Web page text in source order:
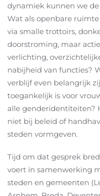
dynamiek kunnen we
Wat als openbare
via smalle trottoirs,
doorstroming, maar
verlichting,
nabijheid van functies?
verblijf even belangrijk
toegankelijk is voor
alle genderidentiteiten?
niet bij beleid of
steden vormgeven.
Tijd om dat gesprek
voert in samenwerking
steden en gemeenten